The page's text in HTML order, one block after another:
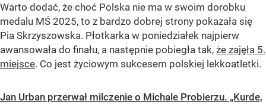
Warto dodać, że choć Polska nie ma w swoim dorobku
medalu MŚ 2025, to z bardzo dobrej strony pokazała się
Pia Skrzyszowska. Płotkarka w poniedziałek najpierw
awansowała do finału, a następnie pobiegła tak, że zajęła 5.
miejsce. Co jest życiowym sukcesem polskiej lekkoatletki.
Jan Urban przerwał milczenie o Michale Probierzu. „Kurde,